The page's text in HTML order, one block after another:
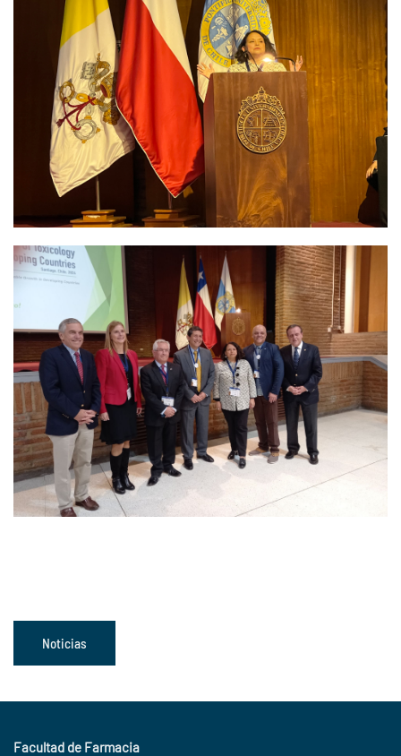
Noticias
Facultad de Farmacia